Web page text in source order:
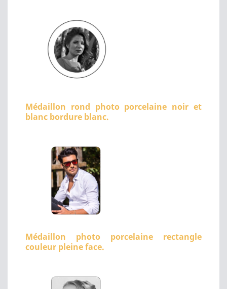
Médaillon rond photo porcelaine noir et
blanc bordure blanc.
Médaillon photo porcelaine rectangle
couleur pleine face.